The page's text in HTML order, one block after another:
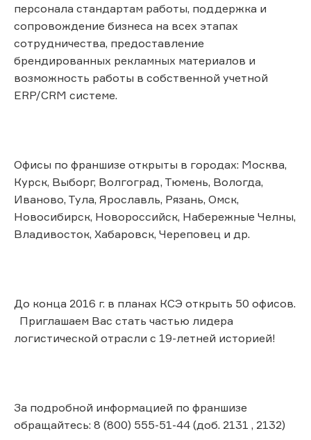
персонала стандартам работы, поддержка и
сопровождение бизнеса на всех этапах
сотрудничества, предоставление
брендированных рекламных материалов и
возможность работы в собственной учетной
ERP/CRM системе.
Офисы по франшизе открыты в городах: Москва,
Курск, Выборг, Волгоград, Тюмень, Вологда,
Иваново, Тула, Ярославль, Рязань, Омск,
Новосибирск, Новороссийск, Набережные Челны,
Владивосток, Хабаровск, Череповец и др.
До конца 2016 г. в планах КСЭ открыть 50 офисов.
Приглашаем Вас стать частью лидера
логистической отрасли с 19-летней историей!
За подробной информацией по франшизе
обращайтесь: 8 (800) 555-51-44 (доб. 2131 , 2132)